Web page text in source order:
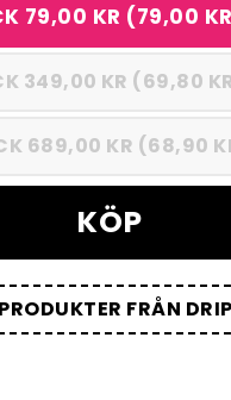
79,00 KR (79,00
349,00 KR (69,80
689,00 KR (68,90
KÖP
FRÅN